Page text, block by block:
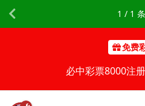
免费
必中彩票8000注
1 / 1 条